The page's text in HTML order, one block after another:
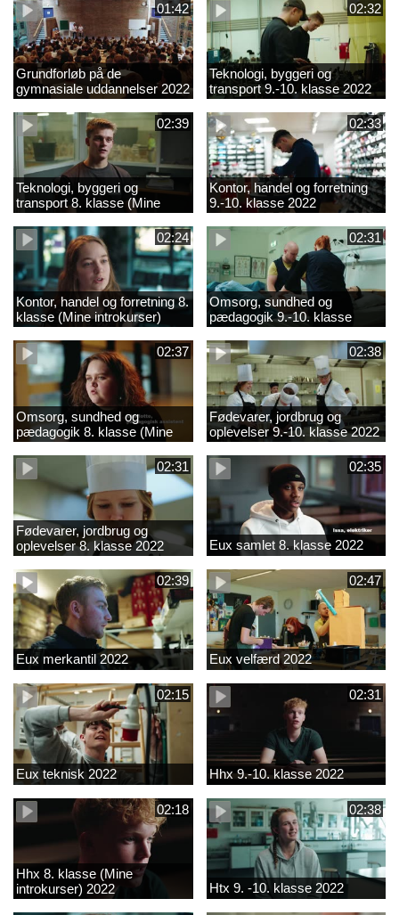
01:42
Grundforløb på de
gymnasiale uddannelser 2022
02:32
Teknologi, byggeri og
transport 9.-10. klasse 2022
02:39
Teknologi, byggeri og
transport 8. klasse (Mine
introkurser) 2022
02:33
Kontor, handel og forretning
9.-10. klasse 2022
02:24
Kontor, handel og forretning 8.
klasse (Mine introkurser)
2022
02:31
Omsorg, sundhed og
pædagogik 9.-10. klasse
2022
02:37
Omsorg, sundhed og
pædagogik 8. klasse (Mine
introkurser) 2022
02:38
Fødevarer, jordbrug og
oplevelser 9.-10. klasse 2022
02:31
Fødevarer, jordbrug og
oplevelser 8. klasse 2022
02:35
Eux samlet 8. klasse 2022
02:39
Eux merkantil 2022
02:47
Eux velfærd 2022
02:15
Eux teknisk 2022
02:31
Hhx 9.-10. klasse 2022
02:18
Hhx 8. klasse (Mine
introkurser) 2022
02:38
Htx 9. -10. klasse 2022